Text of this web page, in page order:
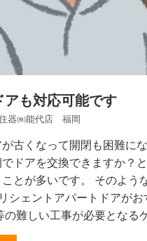
アも対応可能です
器㈱能代店 福岡
古くなって開閉も困難に
ドアを交換できますか？
とが多いです。 そのよう
シェントアパートドアがお
の難しい工事が必要となる